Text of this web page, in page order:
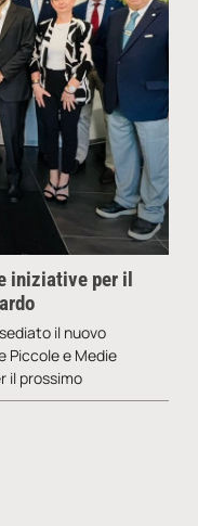
iniziative per il
il nuovo
Piccole e Medie
il prossimo